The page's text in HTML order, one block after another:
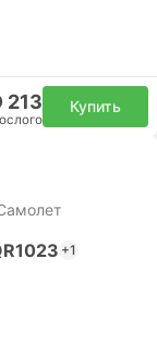
213 Купить
+1